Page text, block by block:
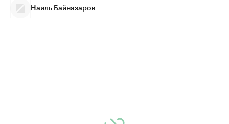
Наиль Байназаров